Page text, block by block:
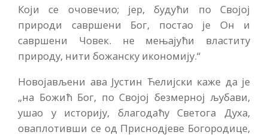
Који се очовечио; јер, будући по Својој
природи савршени Бог, постао је Он и
савршени Човек. не мењајући властиту
природу, нити божанску икономију.“
Новојављени ава Јустин Ћелијски каже да је
„на Божић Бог, по Својој безмерној љубави,
ушао у историју, благодаћу Светога Духа,
оваплотивши се од Приснодјеве Богородице,